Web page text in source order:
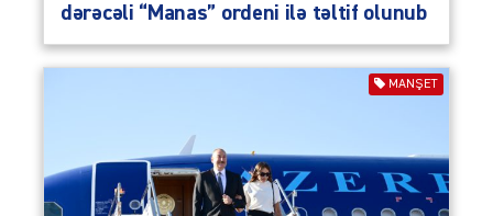
dərəcəli “Manas” ordeni ilə təltif olunub
MANŞET